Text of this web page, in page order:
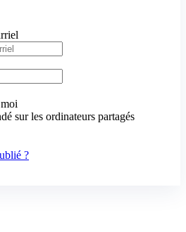
sur les ordinateurs partagés
?